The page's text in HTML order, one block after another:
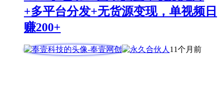
+多平台分发+无货源变现，单视频日
赚200+
11个月前